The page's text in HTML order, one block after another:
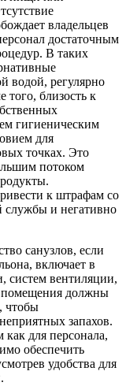
владельцев
достаточным
В таких
водой, регулярно
близость к
гигиеническим
для
точках. Это
потоком
к штрафам со
службы и негативно
санузлов, если
включает в
систем вентиляции,
помещения должны
чтобы
запахов.
для персонала,
обеспечить
удобства для